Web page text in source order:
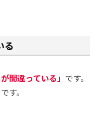
る
間違っている」 です。
す。